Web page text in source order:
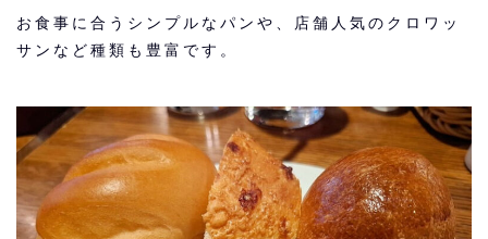
お食事に合うシンプルなパンや、店舗人気のクロワッ
サンなど種類も豊富です。